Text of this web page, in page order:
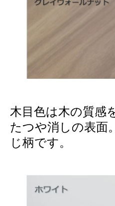
木目色は木の質感
たつや消しの表面
じ柄です。